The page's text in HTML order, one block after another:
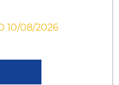
10/08/2026